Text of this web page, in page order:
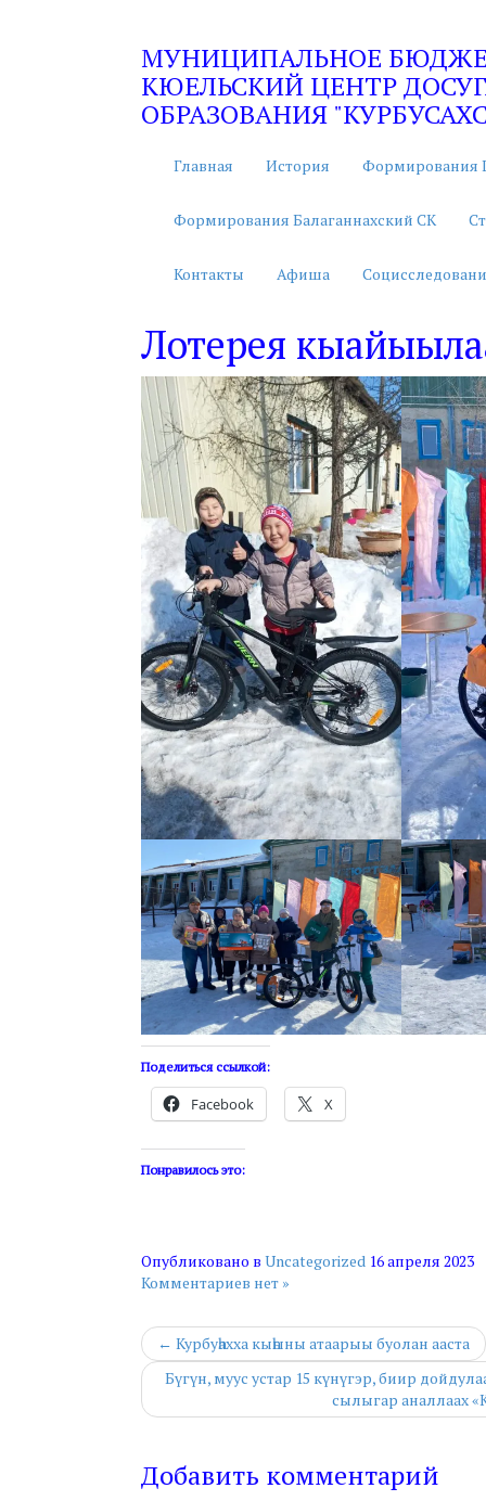
МУНИЦИПАЛЬНОЕ
КЮЕЛЬСКИЙ ЦЕНТР
ОБРАЗОВАНИЯ
Главная История Формирования
Формирования Балаганнахский СК
Контакты Афиша
Лотерея
Поделиться ссылкой:
Facebook X
Понравилось это:
Опубликовано в Uncategorized 16 апреля 2023
Комментариев нет »
← Курбуһахха кыһыны атаарыы буолан ааста
Бүгүн, муус устар 15 күнүгэр, биир
сылыгар аналлаах
Добавить комментарий